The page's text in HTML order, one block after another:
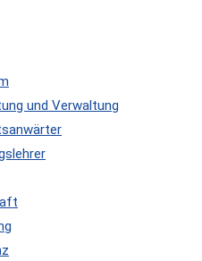
und Verwaltung